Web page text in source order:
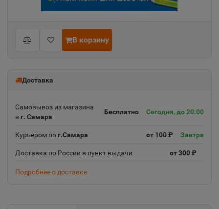
В корзину
Доставка
Самовывоз из магазина
в г. Самара
Бесплатно Сегодня, до 20:00
Курьером пог.Самара от 100 ₽ Завтра
Доставка по России в пункт выдачи от 300 ₽
Подробнее о доставке